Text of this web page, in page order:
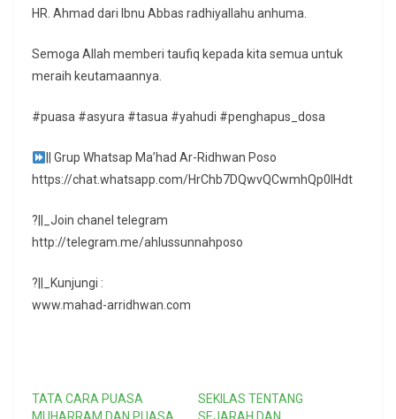
HR. Ahmad dari Ibnu Abbas radhiyallahu anhuma.
Semoga Allah memberi taufiq kepada kita semua untuk
meraih keutamaannya.
#puasa #asyura #tasua #yahudi #penghapus_dosa
|| Grup Whatsap Ma’had Ar-Ridhwan Poso
https://chat.whatsapp.com/HrChb7DQwvQCwmhQp0lHdt
?||_Join chanel telegram
http://telegram.me/ahlussunnahposo
?||_Kunjungi :
www.mahad-arridhwan.com
TATA CARA PUASA
SEKILAS TENTANG